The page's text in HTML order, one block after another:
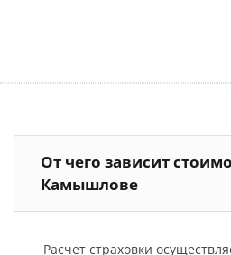
От чего зависит
Камышлове
Расчет страховки